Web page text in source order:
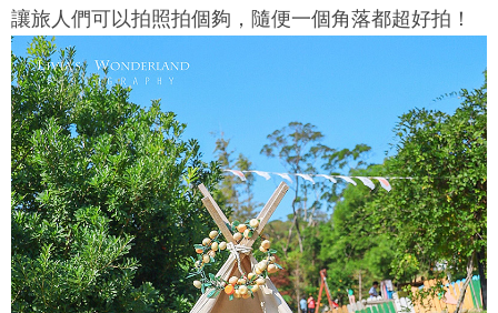
讓旅人們可以拍照拍個夠，隨便一個角落都超好拍！